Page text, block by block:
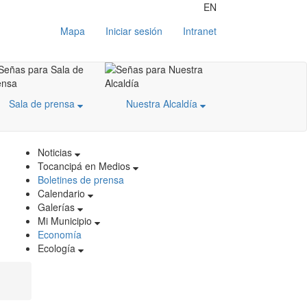
EN
Mapa
Iniciar sesión Intranet
Sala de prensa Nuestra Alcaldía
Noticias
Tocancipá en Medios
Boletines de prensa
Calendario
Galerías
Mi Municipio
Economía
Ecología